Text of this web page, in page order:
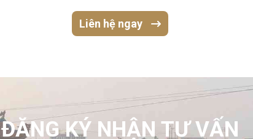
Liên hệ ngay
ĐĂNG KÝ NHẬN TƯ VẤN